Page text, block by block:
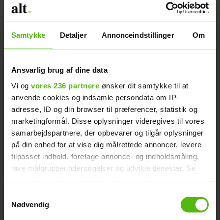
Samtykke Detaljer Annonceindstillinger Om
Ansvarlig brug af dine data
Vi og vores 236 partnere ønsker dit samtykke til at
anvende cookies og indsamle persondata om IP-
adresse, ID og din browser til præferencer, statistik og
marketingformål. Disse oplysninger videregives til vores
samarbejdspartnere, der opbevarer og tilgår oplysninger
på din enhed for at vise dig målrettede annoncer, levere
tilpasset indhold, foretage annonce- og indholdsmåling,
lave målgruppeundersøgelser og udvikle tjenester. Se
tilbage eller ændre indstillinger fra vores
"Cookiedeklaration", eller ved at trykke på "Privacy
Nødvendig
så kom på.
Læs også: 'Ex on the beach'-deltager
sagde op som barnepige: - Han tog mig
på røven
Modsat tidligere sæsoner af 'Paradise
Hotel', er der de seneste par år også
generelt blevet skruet mere op for
musikken på hotellet. I de tidligere
sæsoner blev der spillet tre-fire numre, og
så blev der slukket. Grunden til det var, at
er bedre tv end folk, der danser i timevis.